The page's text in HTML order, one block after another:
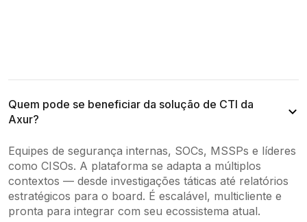
Quem pode se beneficiar da solução de CTI da
Axur?
Equipes de segurança internas, SOCs, MSSPs e líderes
como CISOs. A plataforma se adapta a múltiplos
contextos — desde investigações táticas até relatórios
estratégicos para o board. É escalável, multicliente e
pronta para integrar com seu ecossistema atual.